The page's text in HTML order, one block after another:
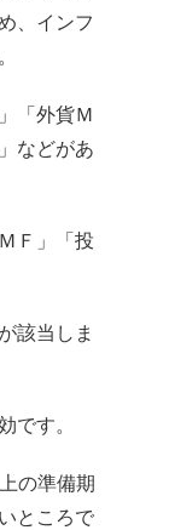
、インフ
「外貨Ｍ
などがあ
Ｆ」「投
該当しま
です。
の準備期
ところで